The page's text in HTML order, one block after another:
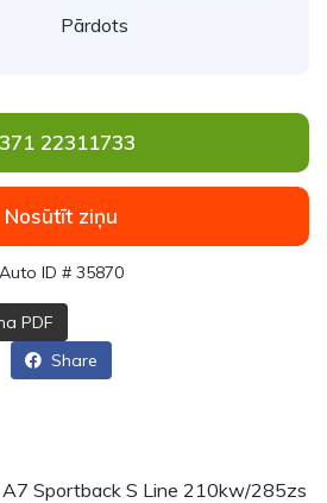
Pārdots
22311733
Nosūtīt ziņu
Auto ID # 35870
PDF
Share
A7 Sportback S Line 210kw/285zs